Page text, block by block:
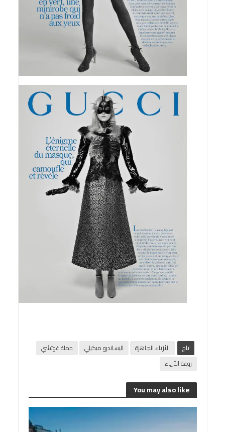
تاج الأزياء الجاهزة اليساندرو ميكيلي
حملة غوتشي
روعة الأزياء
You may also like